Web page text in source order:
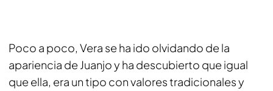
Poco a poco, Vera se ha ido olvidando de la
apariencia de Juanjo y ha descubierto que igual
que ella, era un tipo con valores tradicionales y